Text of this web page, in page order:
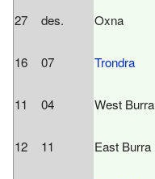
27 des. Oxna
16 07 Trondra
11 04 West Burra
12 11 East Burra